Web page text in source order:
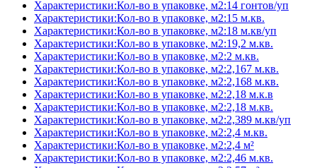
Характеристики:Кол-во в упаковке, м2:14 гонтов/уп
Характеристики:Кол-во в упаковке, м2:15 м.кв.
Характеристики:Кол-во в упаковке, м2:18 м.кв/уп
Характеристики:Кол-во в упаковке, м2:19,2 м.кв.
Характеристики:Кол-во в упаковке, м2:2 м.кв.
Характеристики:Кол-во в упаковке, м2:2,167 м.кв.
Характеристики:Кол-во в упаковке, м2:2,168 м.кв.
Характеристики:Кол-во в упаковке, м2:2,18 м.к.в
Характеристики:Кол-во в упаковке, м2:2,18 м.кв.
Характеристики:Кол-во в упаковке, м2:2,389 м.кв/уп
Характеристики:Кол-во в упаковке, м2:2,4 м.кв.
Характеристики:Кол-во в упаковке, м2:2,4 м²
Характеристики:Кол-во в упаковке, м2:2,46 м.кв.